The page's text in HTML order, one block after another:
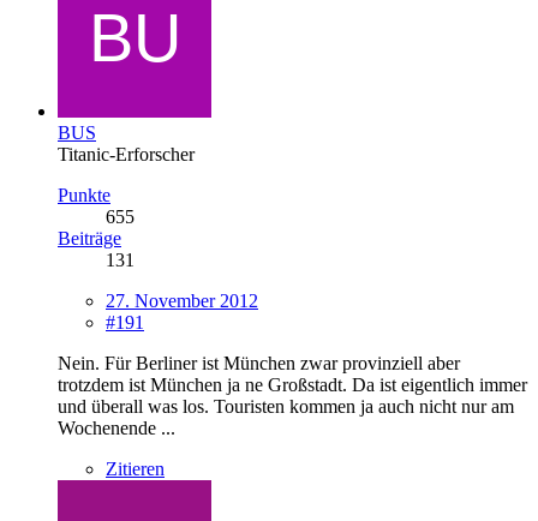
BUS
Titanic-Erforscher
Punkte
655
Beiträge
131
27. November 2012
#191
Nein. Für Berliner ist München zwar provinziell aber
trotzdem ist München ja ne Großstadt. Da ist eigentlich immer
und überall was los. Touristen kommen ja auch nicht nur am
Wochenende ...
Zitieren